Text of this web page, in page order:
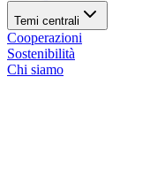
Temi centrali
Cooperazioni
Sostenibilità
Chi siamo